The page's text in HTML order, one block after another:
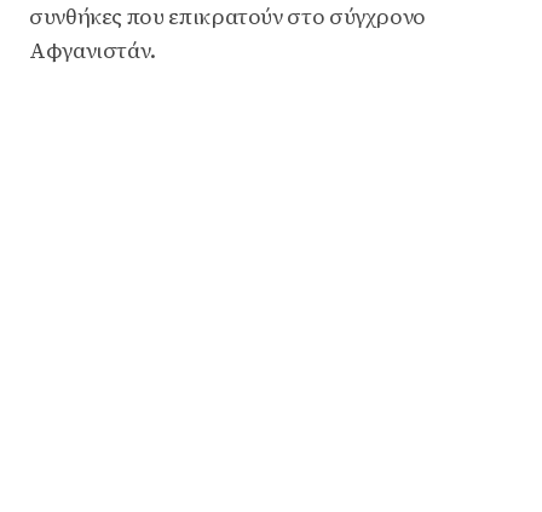
συνθήκες που επικρατούν στο σύγχρονο
Αφγανιστάν.